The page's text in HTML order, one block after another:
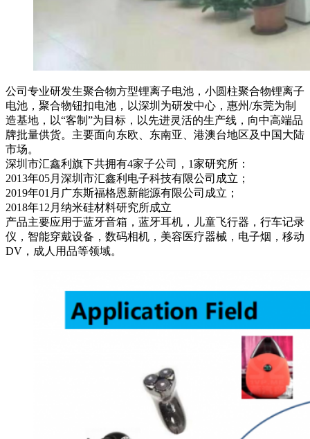
公司专业研发生聚合物方型锂离子电池，小圆柱聚合物锂离子
电池，聚合物钮扣电池，以深圳为研发中心，惠州/东莞为制
造基地，以“客制”为目标，以先进灵活的生产线，向中高端品
牌批量供货。主要面向东欧、东南亚、港澳台地区及中国大陆
市场。
深圳市汇鑫利旗下共拥有4家子公司，1家研究所：
2013年05月深圳市汇鑫利电子科技有限公司成立；
2019年01月广东斯福格恩新能源有限公司成立；
2018年12月纳米硅材料研究所成立
产品主要应用于蓝牙音箱，蓝牙耳机，儿童飞行器，行车记录
仪，智能穿戴设备，数码相机，美容医疗器械，电子烟，移动
DV，成人用品等领域。